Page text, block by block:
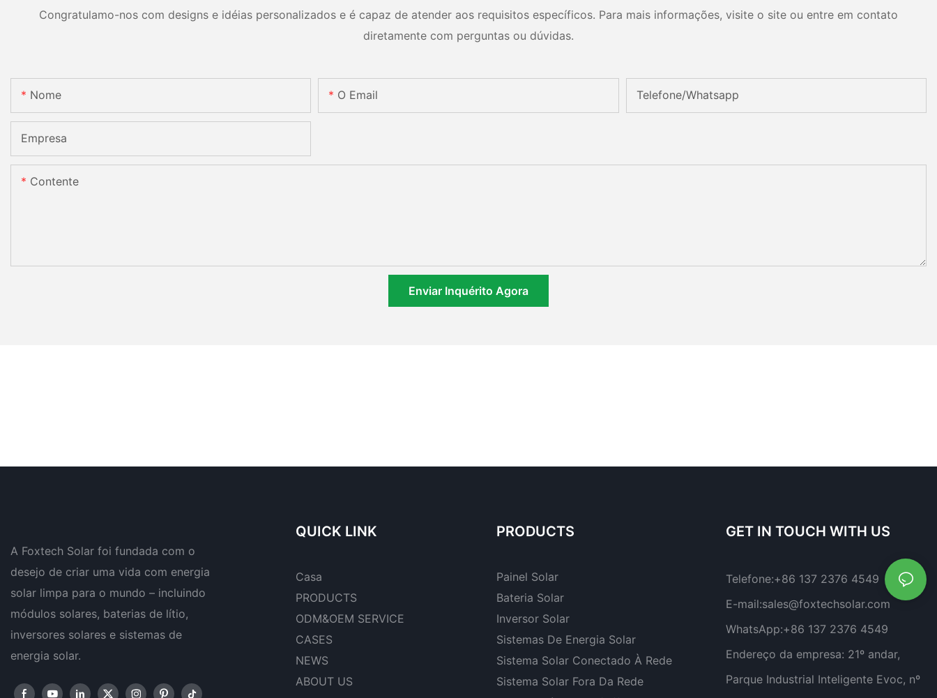
Congratulamo-nos com designs e idéias personalizados e é capaz de atender aos requisitos específicos. Para mais informações, visite o site ou entre em contato
diretamente com perguntas ou dúvidas.
Nome O Email Telefone/whatsapp
Empresa
Contente
Enviar Inquérito Agora
A Foxtech Solar foi fundada com o
desejo de criar uma vida com energia
solar limpa para o mundo – incluindo
módulos solares, baterias de lítio,
inversores solares e sistemas de
energia solar.
QUICK LINK
Casa
PRODUCTS
ODM&OEM SERVICE
CASES
NEWS
ABOUT US
PRODUCTS
Painel Solar
Bateria Solar
Inversor Solar
Sistemas De Energia Solar
Sistema Solar Conectado À Rede
Sistema Solar Fora Da Rede
GET IN TOUCH WITH US
Telefone:+86 137 2376 4549
E-mail:sales@foxtechsolar.com
WhatsApp:+86 137 2376 4549
Endereço da empresa: 21º andar,
Parque Industrial Inteligente Evoc, nº